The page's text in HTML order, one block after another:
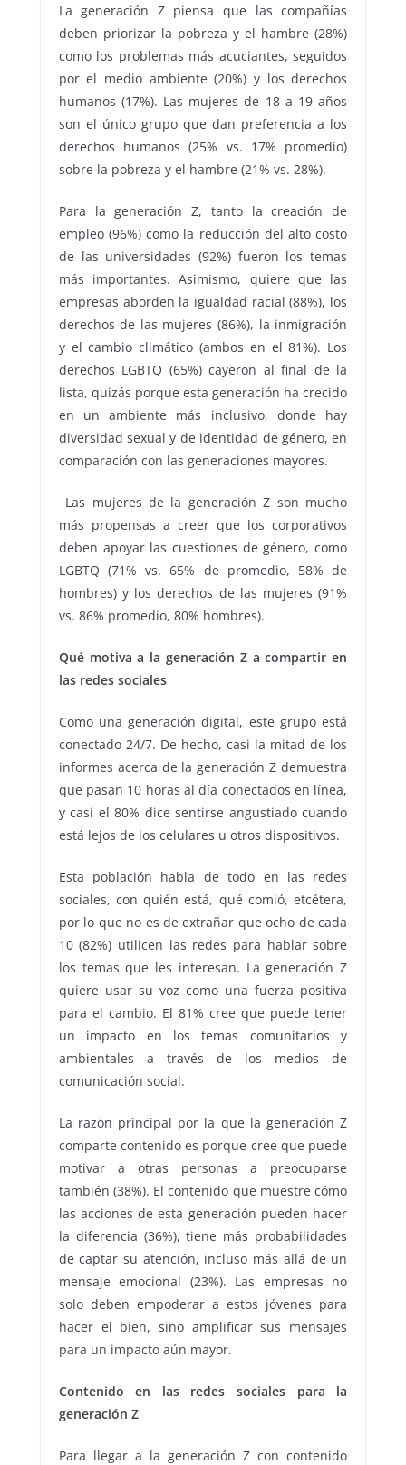
La generación Z piensa que las compañías
deben priorizar la pobreza y el hambre (28%)
como los problemas más acuciantes, seguidos
por el medio ambiente (20%) y los derechos
humanos (17%). Las mujeres de 18 a 19 años
son el único grupo que dan preferencia a los
derechos humanos (25% vs. 17% promedio)
sobre la pobreza y el hambre (21% vs. 28%).
Para la generación Z, tanto la creación de
empleo (96%) como la reducción del alto costo
de las universidades (92%) fueron los temas
más importantes. Asimismo, quiere que las
empresas aborden la igualdad racial (88%), los
derechos de las mujeres (86%), la inmigración
y el cambio climático (ambos en el 81%). Los
derechos LGBTQ (65%) cayeron al final de la
lista, quizás porque esta generación ha crecido
en un ambiente más inclusivo, donde hay
diversidad sexual y de identidad de género, en
comparación con las generaciones mayores.
Las mujeres de la generación Z son mucho
más propensas a creer que los corporativos
deben apoyar las cuestiones de género, como
LGBTQ (71% vs. 65% de promedio, 58% de
hombres) y los derechos de las mujeres (91%
vs. 86% promedio, 80% hombres).
Qué motiva a la generación Z a compartir en
las redes sociales
Como una generación digital, este grupo está
conectado 24/7. De hecho, casi la mitad de los
informes acerca de la generación Z demuestra
que pasan 10 horas al día conectados en línea,
y casi el 80% dice sentirse angustiado cuando
está lejos de los celulares u otros dispositivos.
Esta población habla de todo en las redes
sociales, con quién está, qué comió, etcétera,
por lo que no es de extrañar que ocho de cada
10 (82%) utilicen las redes para hablar sobre
los temas que les interesan. La generación Z
quiere usar su voz como una fuerza positiva
para el cambio. El 81% cree que puede tener
un impacto en los temas comunitarios y
ambientales a través de los medios de
comunicación social.
La razón principal por la que la generación Z
comparte contenido es porque cree que puede
motivar a otras personas a preocuparse
también (38%). El contenido que muestre cómo
las acciones de esta generación pueden hacer
la diferencia (36%), tiene más probabilidades
de captar su atención, incluso más allá de un
mensaje emocional (23%). Las empresas no
solo deben empoderar a estos jóvenes para
hacer el bien, sino amplificar sus mensajes
para un impacto aún mayor.
Contenido en las redes sociales para la
generación Z
Para llegar a la generación Z con contenido